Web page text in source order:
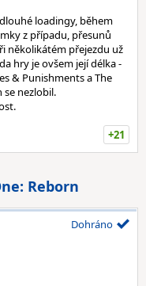
loadingy, během
z případu, přesunů
několikátém přejezdu už
hry je ovšem její délka -
& Punishments a The
se nezlobil.
+21
Reborn
Dohráno